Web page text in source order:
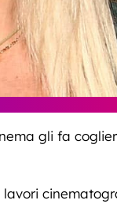
gli fa